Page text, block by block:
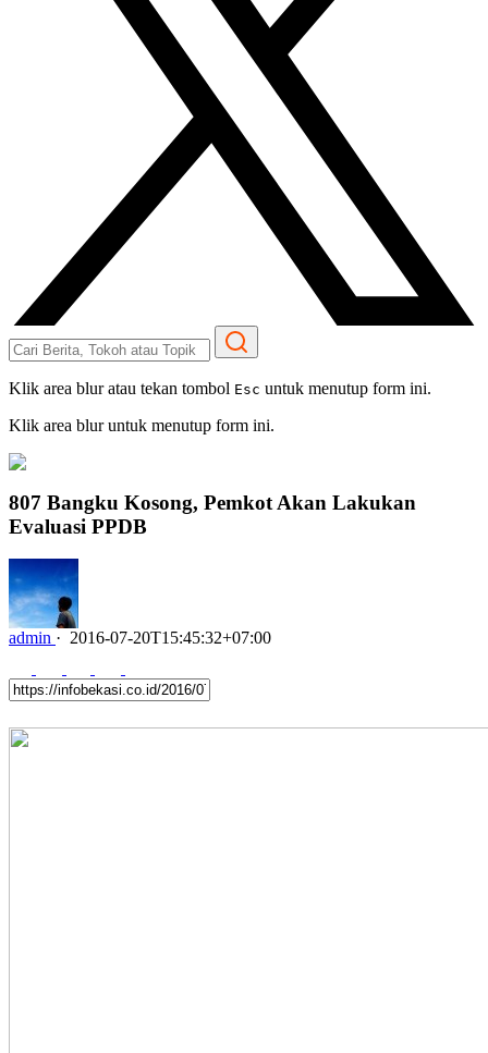
Klik area blur atau tekan tombol Esc untuk menutup form ini.
Klik area blur untuk menutup form ini.
807 Bangku Kosong, Pemkot Akan Lakukan
Evaluasi PPDB
admin · 2016-07-20T15:45:32+07:00